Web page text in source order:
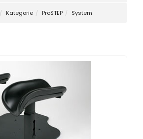
Kategorie ProSTEP System